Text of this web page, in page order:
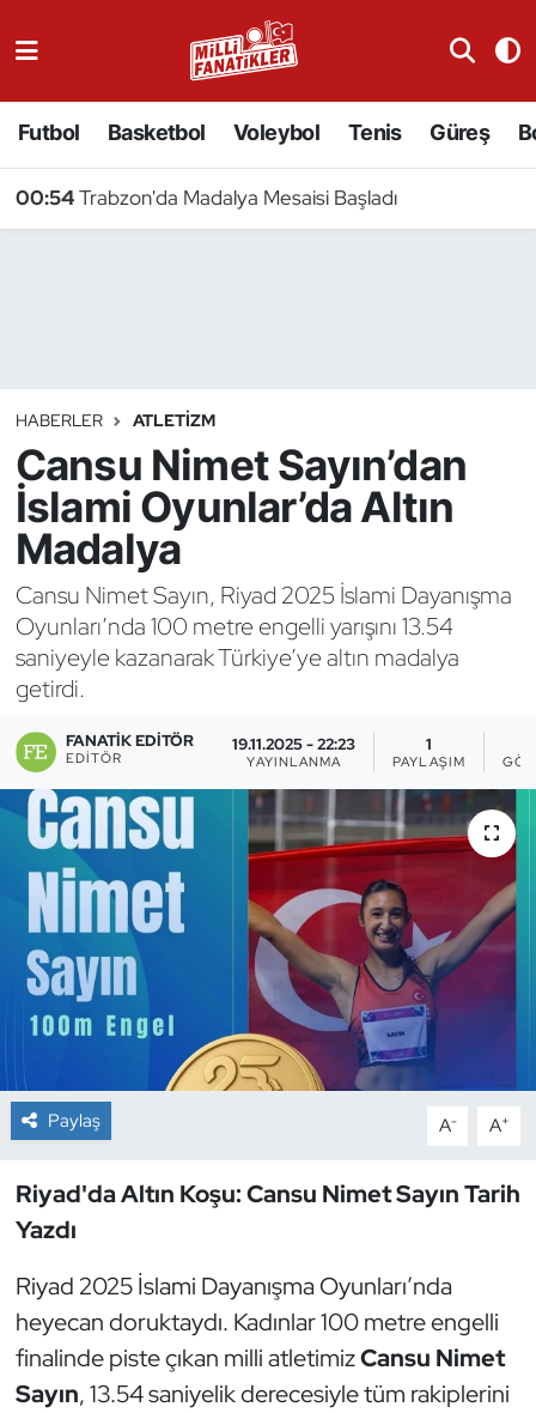
Futbol Basketbol Voleybol Tenis Güreş
00:54Trabzon'da Madalya Mesaisi Başladı
HABERLER ATLETIZM
Cansu Nimet Sayın’dan
İslami Oyunlar’da Altın
Madalya
Cansu Nimet Sayın, Riyad 2025 İslami Dayanışma
Oyunları’nda 100 metre engelli yarışını 13.54
saniyeyle kazanarak Türkiye’ye altın madalya
getirdi.
FANATIK EDITÖR
EDITÖR
19.11.2025 - 22:23
YAYINLANMA
1
PAYLAŞIM
Paylaş A- A+
Riyad'da Altın Koşu: Cansu Nimet Sayın Tarih
Yazdı
Riyad 2025 İslami Dayanışma Oyunları’nda
heyecan doruktaydı. Kadınlar 100 metre engelli
finalinde piste çıkan milli atletimizCansu Nimet
Sayın, 13.54 saniyelik derecesiyle tüm rakiplerini
Badminton
Binicilik
Bisiklet
Bocce Bowling Dart
Boks
Briç
Buz Hokeyi
Buz Pateni
Çim Hokeyi
Cimnastik
Curling
Dans Sporları
Dövüş Sanatı
Eskrim
Futbol